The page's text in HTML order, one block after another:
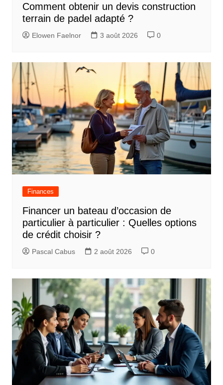
Comment obtenir un devis construction
terrain de padel adapté ?
Elowen Faelnor 3 août 2026 0
Finances
Financer un bateau d’occasion de
particulier à particulier : Quelles options
de crédit choisir ?
Pascal Cabus 2 août 2026 0